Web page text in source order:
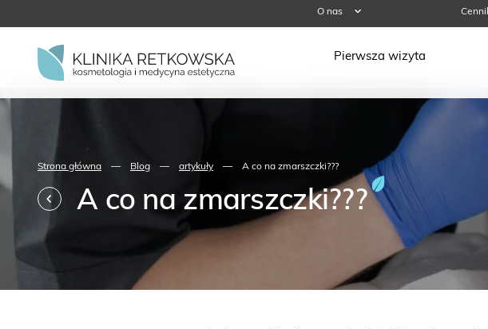
O nas
Pierwsza wizyta
Strona główna — Blog — artykuły — A co na zmarszczki???
A co na zmarszczki???